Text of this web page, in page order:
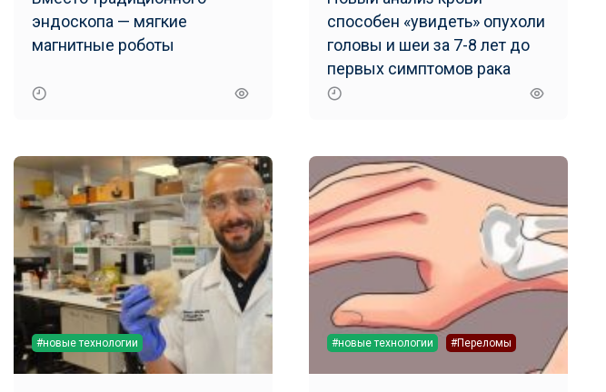
эндоскопа — мягкие
магнитные роботы
способен «увидеть» опухоли
головы и шеи за 7-8 лет до
первых симптомов рака
#новые технологии #новые технологии #Переломы